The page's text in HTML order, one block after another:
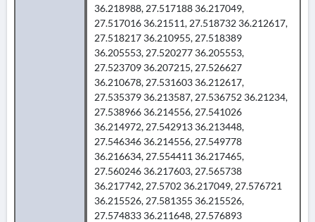
36.218988, 27.517188 36.217049,
27.517016 36.21511, 27.518732 36.212617,
27.518217 36.210955, 27.518389
36.205553, 27.520277 36.205553,
27.523709 36.207215, 27.526627
36.210678, 27.531603 36.212617,
27.535379 36.213587, 27.536752 36.21234,
27.538966 36.214556, 27.541026
36.214972, 27.542913 36.213448,
27.546346 36.214556, 27.549778
36.216634, 27.554411 36.217465,
27.560246 36.217603, 27.565738
36.217742, 27.5702 36.217049, 27.576721
36.215526, 27.581355 36.215526,
27.574833 36.211648, 27.576893